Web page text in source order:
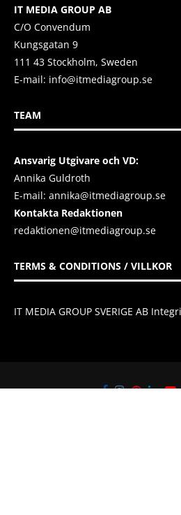
IT MEDIA GROUP AB
C/O Convendum
Kungsgatan 9
111 43 Stockholm, Sweden
E-mail: info@itmediagroup.se
TEAM
Ansvarig Utgivare och VD:
Annika Guldroth
E-mail: annika@itmediagroup.se
Kontakta Redaktionen
redaktionen@itmediagroup.se
TERMS & CONDITIONS / VILLKOR
IT MEDIA GROUP SVERIGE AB